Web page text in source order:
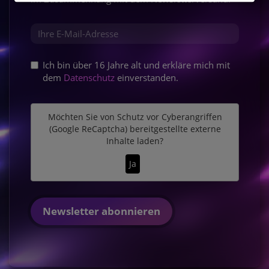
AB 20.AUGUST
JETZT IM EUROMAX
Ich bin über 16 Jahre alt und erkläre mich mit
dem Datenschutz einverstanden.
Möchten Sie von Schutz vor Cyberangriffen
(Google ReCaptcha)bereitgestellte externe
Inhalte laden?
Ja
Newsletter abonnieren